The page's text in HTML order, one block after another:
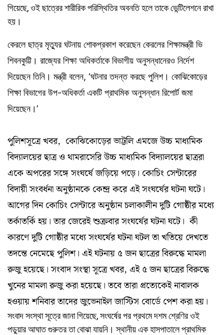
গিয়েছে, ওই ছাত্রের শারীরিক পরিস্থিতির অবনতি হলে তাকে ভেন্টিলেশনে রাখা
হয়।
কেরলে ছাত্র মৃত্যুর ঘটনায় শোকপ্রকাশ করেছেন কেরলের শিক্ষামন্ত্রী ভি
শিবনকুট্টি। রাজ্যের শিক্ষা অধিকর্তাকে বিভাগীয় অনুসন্ধানেরও নির্দেশ
দিয়েছেন তিনি। মন্ত্রী বলেন, ‘ঘটনার তদন্ত করছে পুলিশ। কোঝিকোড়ের
শিক্ষা বিভাগের উপ-অধিকর্তা একটি প্রাথমিক অনুসন্ধান রিপোর্ট জমা
দিয়েছেন।’
পুলিশসূত্রে খবর, কোঝিকোড়ের ভাট্টলি এমজে উচ্চ মাধ্যমিক
বিদ্যালয়ের ছাত্র ও থামরাসেরি উচ্চ মাধ্যমিক বিদ্যালয়ের ছাত্ররা
একে অপরের সঙ্গে সংঘর্ষে জড়িয়ে পড়ে। কোচিং সেন্টারের
বিদায়ী সংবর্ধনা অনুষ্ঠানকে কেন্দ্র করে এই সংঘর্ষের ঘটনা ঘটে।
আগের দিন কোচিং সেন্টারে অনুষ্ঠান চলাকালীন দুটি গোষ্ঠীর মধ্যে
তর্কাতর্কি হয়। তার জেরেই শুক্রবার সংঘর্ষের ঘটনা ঘটে। কী
কারণে দুটি গোষ্ঠীর মধ্যে সংঘর্ষের ঘটনা ঘটল তা খতিয়ে দেখতে
তদন্তে নেমেছে পুলিশ। এই ঘটনায় ৫ জন ছাত্রের বিরুদ্ধে মামলা
রুজু হয়েছে। সংবাদ সংস্থা সূত্রে খবর, এই ৫ জন ছাত্রের বিরুদ্ধে
খুনের মামলা রুজু করা হয়েছে। তবে তারা প্রত্যেকেই নাবালক
হওয়ায় শনিবার তাদের জুভেনাইল জাস্টিস বোর্ডে পেশ করা হয়।
সংবাদ সংস্থা সূত্রে জানা গিয়েছে, সংঘর্ষের পর প্রথমে দশম শ্রেণির ওই
পড়ুয়ার আঘাত গুরুতর তা বোঝা যায়নি। স্থানীয় এক হাসপাতালে প্রাথমিক